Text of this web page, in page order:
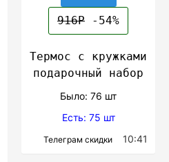
916Р -54%
Термос с кружками
подарочный набор
Было: 76 шт
Есть: 75 шт
Телеграм скидки 10:41